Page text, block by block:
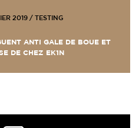
2019 / TESTING
ANTI GALE DE BOUE ET
DE CHEZ EK1N